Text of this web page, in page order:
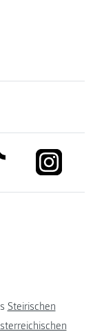
link to tiktok
Steirischen